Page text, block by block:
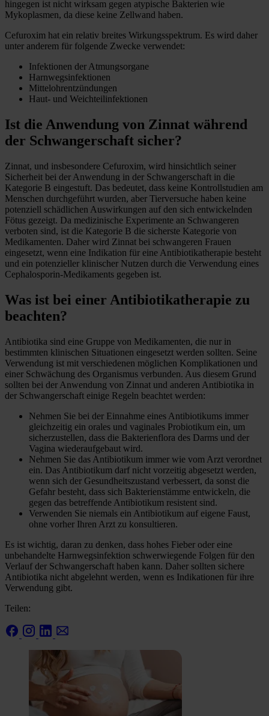
hingegen ist nicht wirksam gegen atypische Bakterien wie
Mykoplasmen, da diese keine Zellwand haben.
Cefuroxim hat ein relativ breites Wirkungsspektrum. Es wird daher
unter anderem für folgende Zwecke verwendet:
Infektionen der Atmungsorgane
Harnwegsinfektionen
Mittelohrentzündungen
Haut- und Weichteilinfektionen
Ist die Anwendung von Zinnat während
der Schwangerschaft sicher?
Zinnat, und insbesondere Cefuroxim, wird hinsichtlich seiner
Sicherheit bei der Anwendung in der Schwangerschaft in die
Kategorie B eingestuft. Das bedeutet, dass keine Kontrollstudien am
Menschen durchgeführt wurden, aber Tierversuche haben keine
potenziell schädlichen Auswirkungen auf den sich entwickelnden
Fötus gezeigt. Da medizinische Experimente an Schwangeren
verboten sind, ist die Kategorie B die sicherste Kategorie von
Medikamenten. Daher wird Zinnat bei schwangeren Frauen
eingesetzt, wenn eine Indikation für eine Antibiotikatherapie besteht
und ein potenzieller klinischer Nutzen durch die Verwendung eines
Cephalosporin-Medikaments gegeben ist.
Was ist bei einer Antibiotikatherapie zu
beachten?
Antibiotika sind eine Gruppe von Medikamenten, die nur in
bestimmten klinischen Situationen eingesetzt werden sollten. Seine
Verwendung ist mit verschiedenen möglichen Komplikationen und
einer Schwächung des Organismus verbunden. Aus diesem Grund
sollten bei der Anwendung von Zinnat und anderen Antibiotika in
der Schwangerschaft einige Regeln beachtet werden:
Nehmen Sie bei der Einnahme eines Antibiotikums immer
gleichzeitig ein orales und vaginales Probiotikum ein, um
sicherzustellen, dass die Bakterienflora des Darms und der
Vagina wiederaufgebaut wird.
Nehmen Sie das Antibiotikum immer wie vom Arzt verordnet
ein. Das Antibiotikum darf nicht vorzeitig abgesetzt werden,
wenn sich der Gesundheitszustand verbessert, da sonst die
Gefahr besteht, dass sich Bakterienstämme entwickeln, die
gegen das betreffende Antibiotikum resistent sind.
Verwenden Sie niemals ein Antibiotikum auf eigene Faust,
ohne vorher Ihren Arzt zu konsultieren.
Es ist wichtig, daran zu denken, dass hohes Fieber oder eine
unbehandelte Harnwegsinfektion schwerwiegende Folgen für den
Verlauf der Schwangerschaft haben kann. Daher sollten sichere
Antibiotika nicht abgelehnt werden, wenn es Indikationen für ihre
Verwendung gibt.
Teilen: